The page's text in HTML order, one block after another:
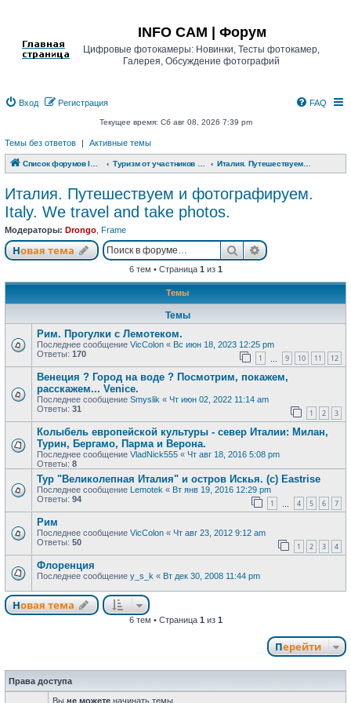
INFO CAM | Форум
Цифровые фотокамеры: Новинки, Тесты фотокамер,
Галерея, Обсуждение фотографий
Вход Регистрация FAQ
Текущее время: Сб авг 08, 2026 7:39 pm
Темы без ответов | Активные темы
Список форумов INFO CAM | Форум
Италия. Путешествуем и фотографируем.
Italy. We travel and take photos.
Модераторы: Drongo Frame
Новая тема
Новая тема ПоискРасширенный
6 тем • Страница 1 из 1
Темы
Темы
Рим. Прогулки с Лемотеком.
Последнее сообщение VicColon « Вс июн 18, 2023 12:25 pm
Ответы: 170 1 9 10 11 12
Венеция ? Город на воде ? Посмотрим, покажем,
расскажем... Venice.
Последнее сообщение Smyslik « Чт июн 02, 2022 11:14 am
Ответы: 31 1 2 3
Колыбель европейской культуры - север Италии: Милан,
Турин, Бергамо, Парма и Верона.
Последнее сообщение VladNick555 « Чт авг 18, 2016 5:08 pm
Ответы: 8
Тур "Великолепная Италия" и остров Искья. (с) Eastrise
Последнее сообщение Lemotek « Вт янв 19, 2016 12:29 pm
Ответы: 94 1 4 5 6 7
Рим
Последнее сообщение VicColon « Чт авг 23, 2012 9:12 am
Ответы: 50 1 2 3 4
Флоренция
Последнее сообщение y_s_k « Вт дек 30, 2008 11:44 pm
Новая тема
Новая тема
6 тем • Страница 1 из 1
Перейти
Права доступа
Вы не можете начинать темы